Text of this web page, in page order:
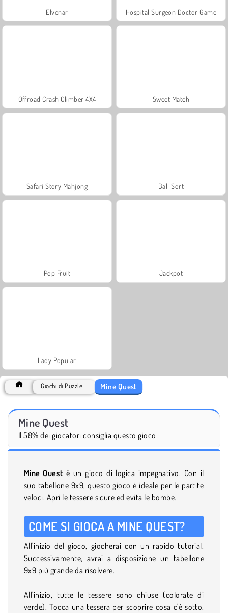
Elvenar Hospital Surgeon Doctor Game
Offroad Crash Climber 4X4 Sweet Match
Safari Story Mahjong Ball Sort
Pop Fruit Jackpot
Lady Popular
Giochi di Puzzle Mine Quest
Mine Quest
Il 58% dei giocatori consiglia questo gioco
Mine Quest è un gioco di logica impegnativo. Con il
suo tabellone 9x9, questo gioco è ideale per le partite
veloci. Apri le tessere sicure ed evita le bombe.
COME SI GIOCA A MINE QUEST?
All'inizio del gioco, giocherai con un rapido tutorial.
Successivamente, avrai a disposizione un tabellone
9x9 più grande da risolvere.
All'inizio, tutte le tessere sono chiuse (colorate di
verde). Tocca una tessera per scoprire cosa c'è sotto.